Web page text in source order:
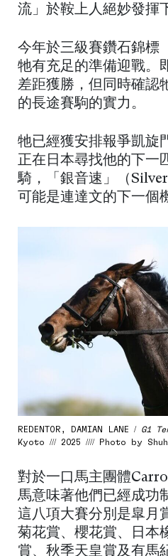
流」於鞍上人絕妙發揮
今年於三級賽鑽石錦標
牠有充足的準備迎戰。
差距獲勝，但同時確認
的長途賽駒的實力。
牠已經獲安排報爭凱旋
正在日本尋找他的下一
騎，「銀音速」（
可能是連達文的下一個
REDENTOR, DAMIAN LANE / G1
Kyoto /// 2025 //// Photo by
對於一口馬主團體
馬意味著他們已經成功
這八項大賽分別是皐月
菊花賞、櫻花賞、日本
賞、秋季天皇賞及有馬